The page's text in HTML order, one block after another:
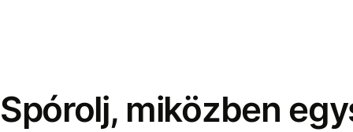
Spórolj, miközben